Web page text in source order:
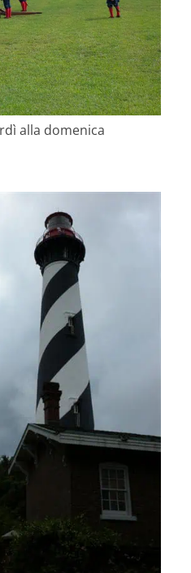
alla domenica